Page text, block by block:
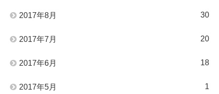
2017年8月 30
2017年7月 20
2017年6月 18
2017年5月 1